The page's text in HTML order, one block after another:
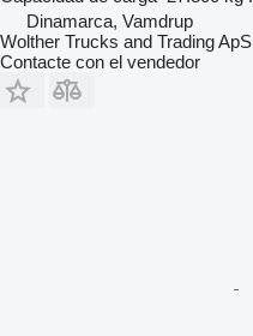
Dinamarca, Vamdrup
Wolther Trucks and Trading ApS
Contacte con el vendedor